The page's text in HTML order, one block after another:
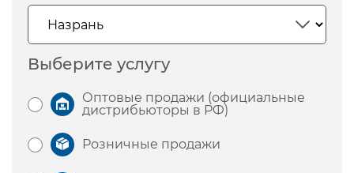
Выберите услугу
Оптовые продажи (официальные
дистрибьюторы в РФ)
Розничные продажи